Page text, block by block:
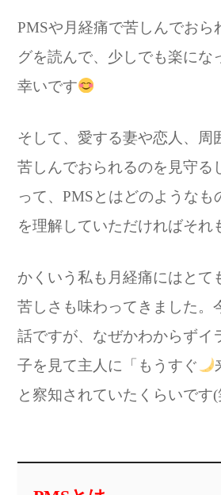
PMSや月経痛で苦しんでおら
グを読んで、少しでも楽にな
幸いです
そして、愛する妻や恋人、周
苦しんでおられるのを見守る
って、PMSとはどのようなも
を理解していただければそれ
かくいう私も月経痛にはとて
苦しさも味わってきました。
話ですが、なぜかわからずイ
子を見て主人に「もうすぐ
と察知されていたくらいです(